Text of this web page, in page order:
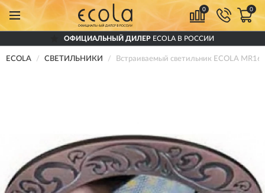
0 0
ОФИЦИАЛЬНЫЙ ДИЛЕРECOLA В РОССИИ
ECOLA СВЕТИЛЬНИКИ Встраиваемый светильник ECOLA